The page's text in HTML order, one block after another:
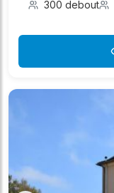
300 debout